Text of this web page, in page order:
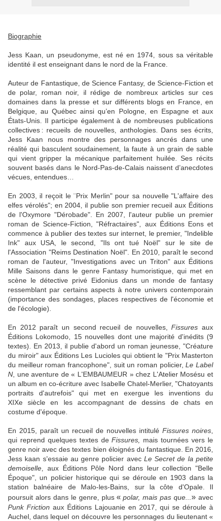
Biographie
Jess Kaan, un pseudonyme, est né en 1974, sous sa véritable
identité il est enseignant dans le nord de la France.
Auteur de Fantastique, de Science Fantasy, de Science-Fiction et
de polar, roman noir, il rédige de nombreux articles sur ces
domaines dans la presse et sur différents blogs en France, en
Belgique, au Québec ainsi qu’en Pologne, en Espagne et aux
États-Unis. Il participe également à de nombreuses publications
collectives : recueils de nouvelles, anthologies. Dans ses écrits,
Jess Kaan nous montre des personnages ancrés dans une
réalité qui basculent soudainement, la faute à un grain de sable
qui vient gripper la mécanique parfaitement huilée. Ses récits
souvent basés dans le Nord-Pas-de-Calais naissent d’anecdotes
vécues, entendues…
En 2003, il reçoit le ¨Prix Merlin" pour sa nouvelle "L'affaire des
elfes vérolés"; en 2004, il publie son premier recueil aux Éditions
de l'Oxymore "Dérobade". En 2007, l'auteur publie un premier
roman de Science-Fiction, "Réfractaires", aux Éditions Eons et
commence à publier des textes sur internet, le premier, "Indelible
Ink" aux USA, le second, "Ils ont tué Noël" sur le site de
l'Association "Reims Destination Noël". En 2010, paraît le second
roman de l'auteur, "Investigations avec un Triton" aux Éditions
Mille Saisons dans le genre Fantasy humoristique, qui met en
scène le détective privé Eidonius dans un monde de fantasy
ressemblant par certains aspects à notre univers contemporain
(importance des sondages, places respectives de l'économie et
de l'écologie).
En 2012 paraît un second recueil de nouvelles,Fissures aux
Éditions Lokomodo, 15 nouvelles dont une majorité d'inédits (9
textes). En 2013, il publie d'abord un roman jeunesse, "Créature
du miroir" aux Éditions Les Lucioles qui obtient le "Prix Masterton
du meilleur roman francophone", suit un roman policier,Le Label
N , une aventure de « L'EMBAUMEUR » chez L'Atelier Mosésu et
un album en co-écriture avec Isabelle Chatel-Merlier, "Chatoyants
portraits d'autrefois" qui met en exergue les inventions du
XIXe siècle en les accompagnant de dessins de chats en
costume d'époque.
En 2015, paraît un recueil de nouvelles intitulé Fissures noires
qui reprend quelques textes deFissures,
mais tournées vers le
genre noir avec des textes bien éloignés du fantastique. En 2016,
Jess kaan s'essaie au genre policier avec Le Secret de la petite
demoiselle , aux Éditions Pôle Nord dans leur collection "Belle
Époque", un policier historique qui se déroule en 1903 dans la
station balnéaire de Malo-les-Bains, sur la côte d'Opale. Il
poursuit alors dans le genre, plus« polar, mais pas que...» avec
Punk Friction aux Éditions Lajouanie en 2017, qui se déroule à
Auchel, dans lequel on découvre les personnages du lieutenant «